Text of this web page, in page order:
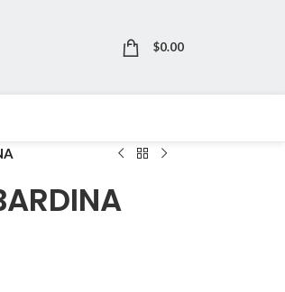
$0.00